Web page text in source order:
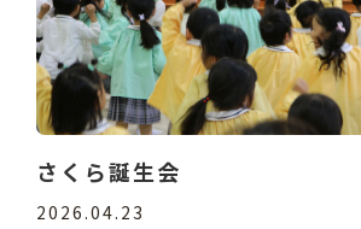
さくら誕生会
2026.04.23